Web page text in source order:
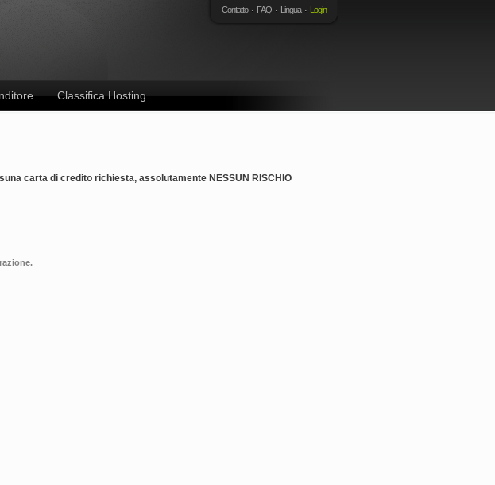
Contatto FAQ Lingua Login
Classifica Hosting
carta di credito richiesta, assolutamente NESSUN RISCHIO